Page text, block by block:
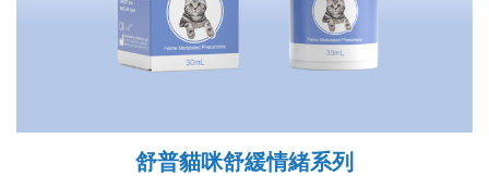
舒普貓咪舒緩情緒系列